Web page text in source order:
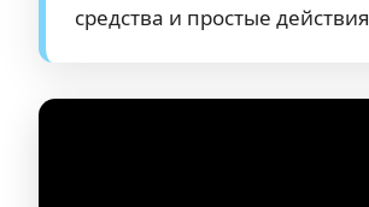
средства и простые